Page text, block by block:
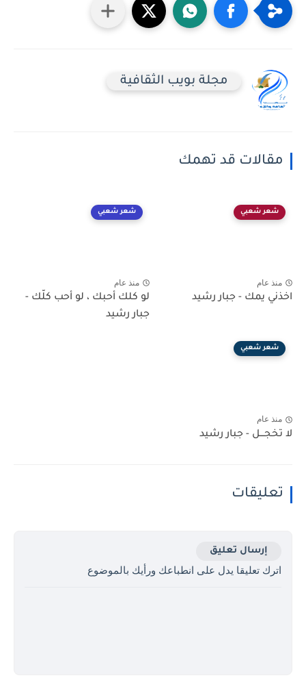
مجلة بويب الثقافية
مقالات قد تهمك
شعر شعبي
منذ عام
اخذني يمك - جبار رشيد
شعر شعبي
منذ عام
لو كلك أحبك ، لو أحب كلّك -
جبار رشيد
شعر شعبي
منذ عام
لا تخجـــل - جبار رشيد
تعليقات
إرسال تعليق
اترك تعليقا يدل على انطباعك ورأيك بالموضوع